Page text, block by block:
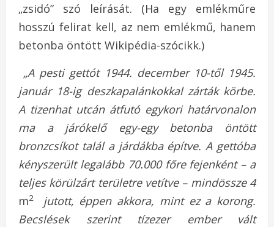
„zsidó” szó leírását. (Ha egy emlékműre
hosszú felirat kell, az nem emlékmű, hanem
betonba öntött Wikipédia-szócikk.)
„A pesti gettót 1944. december 10-től 1945.
január 18-ig deszkapalánkokkal zárták körbe.
A tizenhat utcán átfutó egykori határvonalon
ma a járókelő egy-egy betonba öntött
bronzcsíkot talál a járdákba építve. A gettóba
kényszerült legalább 70.000 főre fejenként – a
teljes körülzárt területre vetítve – mindössze 4
m2
jutott, éppen akkora, mint ez a korong.
Becslések szerint tízezer ember vált